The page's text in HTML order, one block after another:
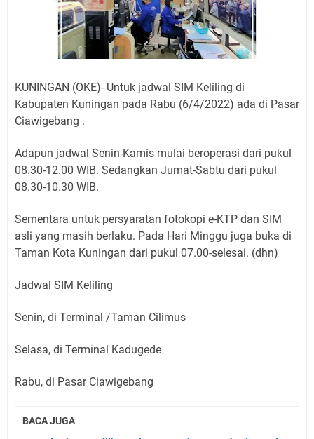
Polres Kuningan dan PAM Tirta Kamuning Salurakan
12 Ribu Liter
Uniku Jadi Tuan Rumah Pendampingan Penyusunan
Sudahkah Kita Merdeka Dari Hawa Nafsu?
Info Sembako di Pasar Kepuh Kuningan Kamis 6
2026 Ada Tiga, Tapi yang Bakal Dihadiri Hanya Satu
Ini Empat Lokasi Samsat Keliling Kuningan Jumat 7
KUNINGAN (OKE)- Untuk jadwal SIM Keliling di
Kabupaten Kuningan pada Rabu (6/4/2022) ada di Pasar
Ciawigebang .
Adapun jadwal Senin-Kamis mulai beroperasi dari pukul
08.30-12.00 WIB. Sedangkan Jumat-Sabtu dari pukul
08.30-10.30 WIB.
Sementara untuk persyaratan fotokopi e-KTP dan SIM
asli yang masih berlaku. Pada Hari Minggu juga buka di
Taman Kota Kuningan dari pukul 07.00-selesai. (dhn)
Jadwal SIM Keliling
Senin, di Terminal /Taman Cilimus
Selasa, di Terminal Kadugede
Rabu, di Pasar Ciawigebang
BACA JUGA